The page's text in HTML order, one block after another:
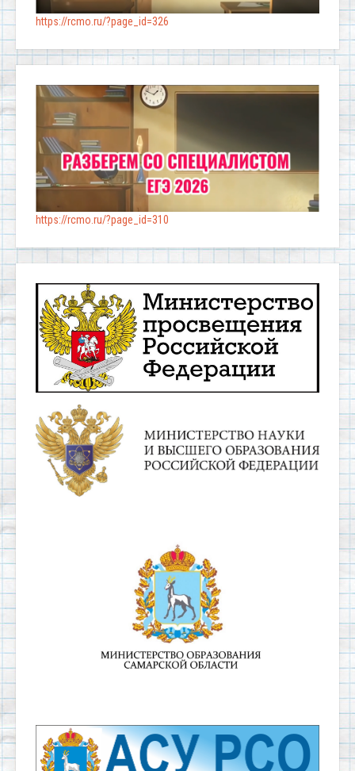
https://rcmo.ru/?page_id=326
https://rcmo.ru/?page_id=310